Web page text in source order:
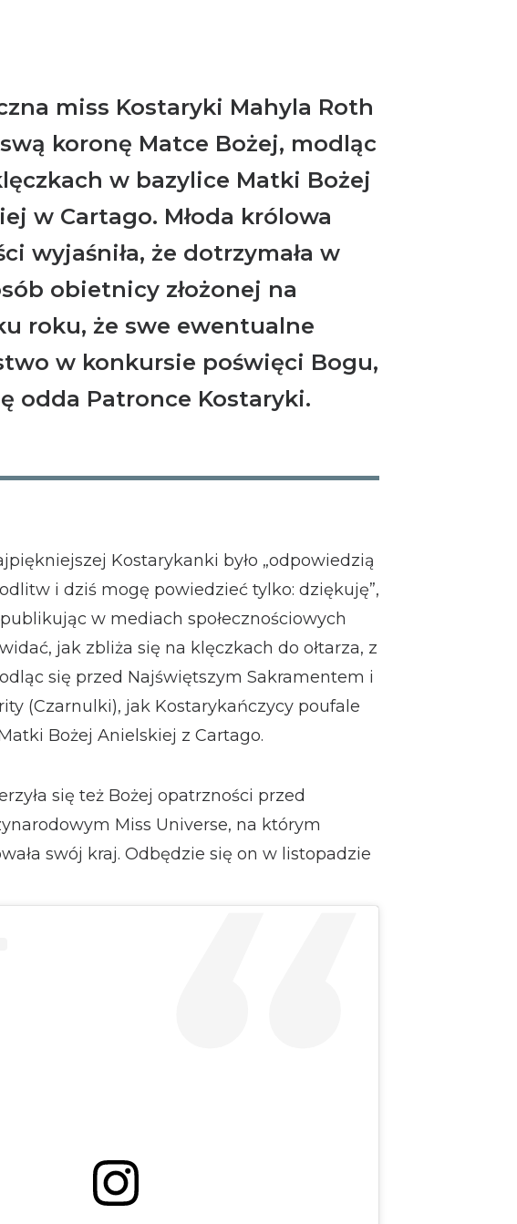
miss Kostaryki Mahyla Roth
koronę Matce Bożej, modląc
w bazylice Matki Bożej
w Cartago. Młoda królowa
wyjaśniła, że dotrzymała w
obietnicy złożonej na
roku, że swe ewentualne
w konkursie poświęci Bogu,
odda Patronce Kostaryki.
Kostarykanki było „odpowiedzią
i dziś mogę powiedzieć tylko: dziękuję”,
w mediach społecznościowych
jak zbliża się na klęczkach do ołtarza, z
się przed Najświętszym Sakramentem i
(Czarnulki), jak Kostarykańczycy poufale
Bożej Anielskiej z Cartago.
się też Bożej opatrzności przed
Miss Universe, na którym
swój kraj. Odbędzie się on w listopadzie